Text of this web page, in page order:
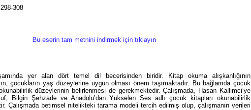
298-308
Bu eserin tam metnini indirmek için tıklayın
yer alan dört temel dil becerisinden biridir. Kitap okuma alışkanlığının
çocukların yaş düzeylerine uygun olması önem taşımaktadır. Bu bağlamda çocuk
düzeylerinin belirlenmesi de gerekmektedir. Çalışmada, Hasan Kallimci’ye
Bilgin Şehzade ve Anadolu’dan Yükselen Ses adlı çocuk kitapları okunabilirlik
Çalışmada betimsel nitelikteki tarama modeli tercih edilmiş olup, çalışmanın verileri